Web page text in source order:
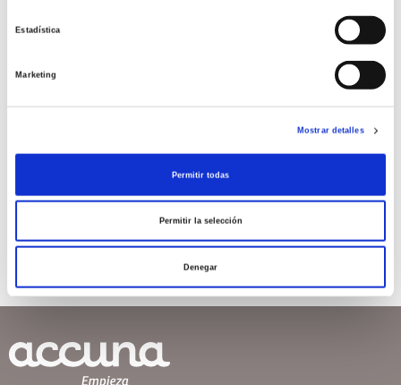
Estadística
Marketing
Mostrar detalles
Permitir todas
Permitir la selección
Denegar
andropausia, también conocida como menopausia
Leer más >